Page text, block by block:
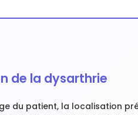
de la dysarthrie
du patient, la localisation